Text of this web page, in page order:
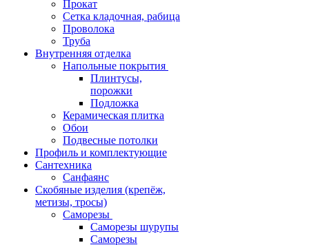
Прокат
Сетка кладочная, рабица
Проволока
Труба
Внутренняя отделка
Напольные покрытия
Плинтусы,
порожки
Подложка
Керамическая плитка
Обои
Подвесные потолки
Профиль и комплектующие
Сантехника
Санфаянс
Скобяные изделия (крепёж,
метизы, тросы)
Саморезы
Саморезы шурупы
Саморезы